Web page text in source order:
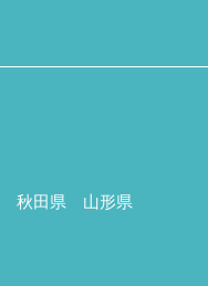
秋田県
山形県